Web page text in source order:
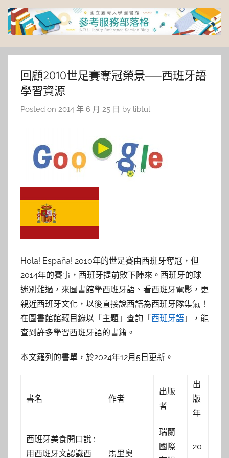
Skip
content
臺
灣
大
館
參
考
服
務
部
落
回顧2010世足賽奪冠榮景──西班牙語
學習資源
Posted on 2014 年 6 月 25 日 by libtul
Hola! España! 2010年的世足賽由西班牙奪冠，但
2014年的賽事，西班牙提前敗下陣來。西班牙的球
迷別難過，來圖書館學西班牙語、看西班牙電影，更
親近西班牙文化，以後直接說西語為西班牙隊集氣！
在圖書館館藏目錄以「主題」查詢「西班牙語 」，能
查到許多學習西班牙語的書籍。
本文羅列的書單，於2024年12月5日更新。
書名 作者
出版
者
出
版
年
西班牙美食開口說 :
用西班牙文認識西
馬里奧
瑞蘭
國際
20